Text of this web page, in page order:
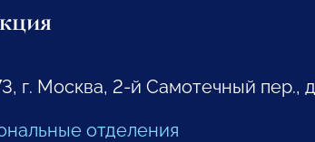
г. Москва, 2-й Самотечный пер.,
отделения